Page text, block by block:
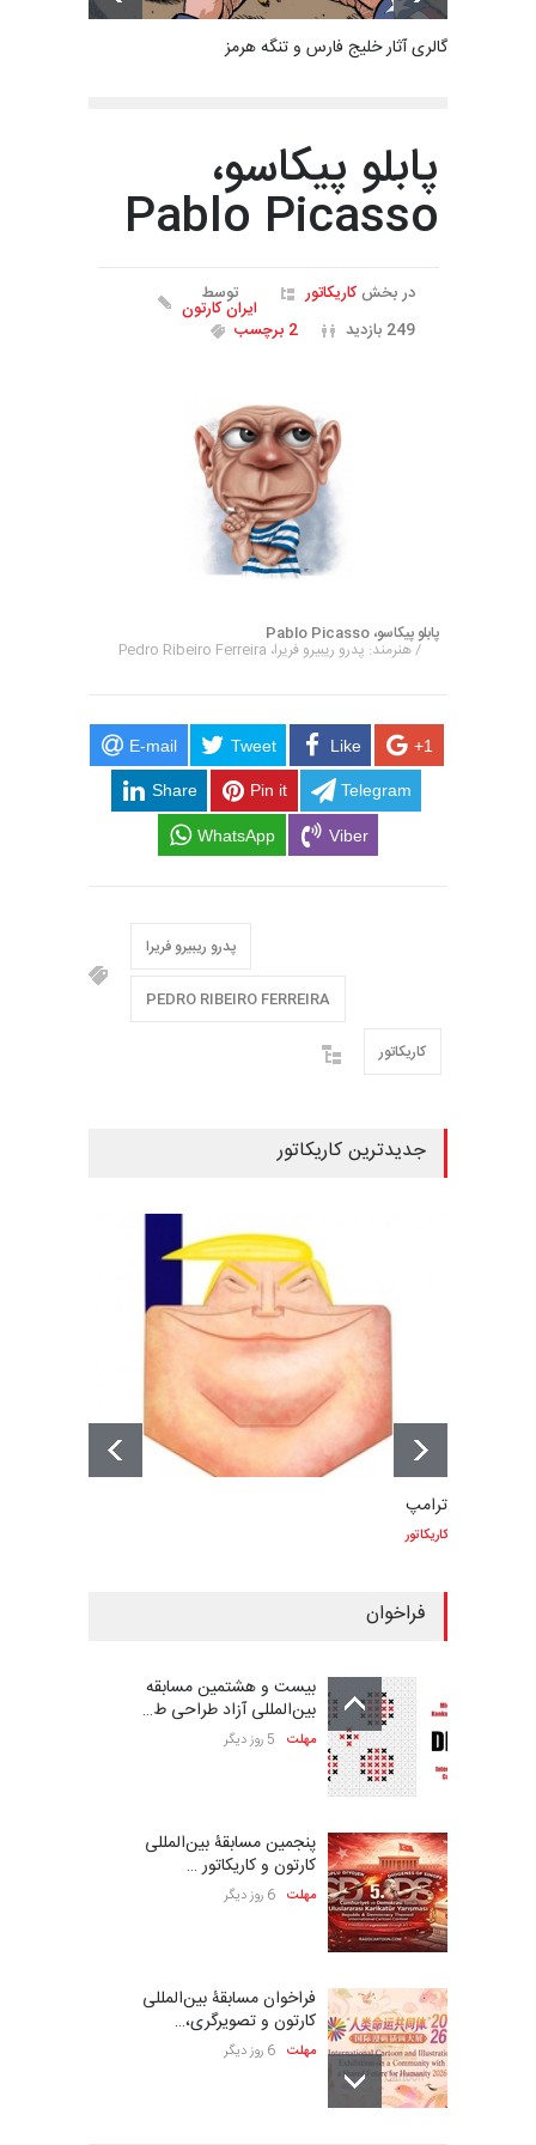
گالری آثار خلیج فارس و تنگه هرمز
پابلو پیکاسو،
Pablo Picasso
در بخشکاریکاتور توسط
ایران کارتون
249 بازدید
2 برچسب
پابلو پیکاسو، Pablo Picasso
/ هنرمند: پدرو ریبیرو فریرا، Pedro Ribeiro Ferreira
E-mail Tweet Like +1
Share Pin it Telegram
WhatsApp Viber
پدرو ریبیرو فریرا
PEDRO RIBEIRO FERREIRA
کاریکاتور
جدیدترین کاریکاتور
ترامپ
کاریکاتور
فراخوان
بیست و هشتمین مسابقه
بین‌المللی آزاد طراحی ط…
مهلت 5 روز دیگر
پنجمین مسابقۀ بین‌المللی
کارتون و کاریکاتور …
مهلت 6 روز دیگر
فراخوان مسابقۀ بین‌المللی
کارتون و تصویرگری،…
مهلت 6 روز دیگر